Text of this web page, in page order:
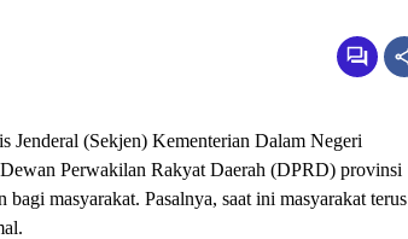
Jenderal (Sekjen) Kementerian Dalam Negeri
Perwakilan Rakyat Daerah (DPRD) provinsi
masyarakat. Pasalnya, saat ini masyarakat terus